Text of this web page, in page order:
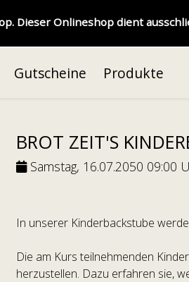
Dieser Onlineshop dient
Gutscheine Produkte
BROT ZEIT'S
Samstag, 16.07.2050 09:00
In unserer Kinderbackstube
Die am Kurs teilnehmenden
herzustellen. Dazu erfahren sie,